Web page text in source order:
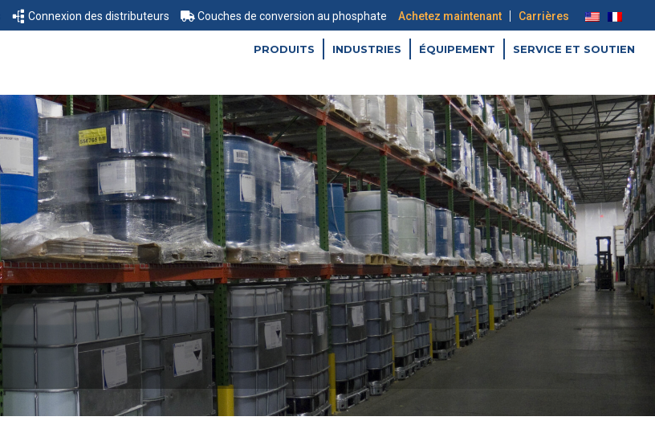
Connexion des distributeurs Couches de conversion au phosphate Achetez maintenant | Carrières
PRODUITS INDUSTRIES ÉQUIPEMENT SERVICE ET SOUTIEN